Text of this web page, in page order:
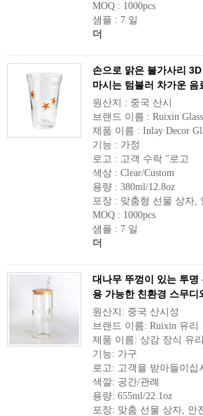
MOQ : 1000pcs
샘플 : 7 일
더
손으로 맑은 불가사리
마시는 텀블러 차가운 음
원산지 : 중국 산시
브랜드 이름 : Ruixin Glass
제품 이름 : Inlay Decor
기능 : 가정
로고 : 고객 수락 "로고
색상 : Clear/Custom
용량 : 380ml/12.8oz
포장 : 맞춤형 선물 상자,
MOQ : 1000pcs
샘플 : 7 일
더
대나무 뚜껑이 있는 투
용 가능한 친환경 스무디
원산지: 중국 산시성
브랜드 이름: Ruixin 유리
제품 이름: 상감 장식 유
기능: 가구
로고: 고객을 받아들이십
색깔: 공간/관례
용량: 655ml/22.1oz
포장: 맞춤 선물 상자, 안